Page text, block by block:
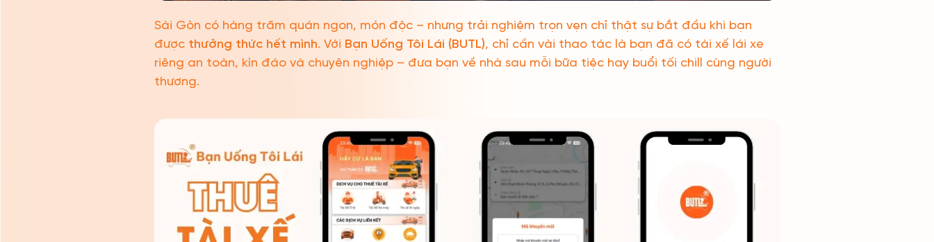
Sài Gòn có hàng trăm quán ngon, món độc – nhưng trải nghiệm trọn vẹn chỉ thật sự bắt đầu khi bạn
được thưởng thức hết mình. Với Bạn Uống Tôi Lái (BUTL), chỉ cần vài thao tác là bạn đã có tài xế lái xe
riêng an toàn, kín đáo và chuyên nghiệp – đưa bạn về nhà sau mỗi bữa tiệc hay buổi tối chill cùng người
thương.